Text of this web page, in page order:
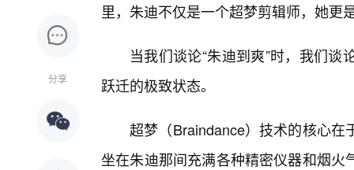
分享
里，朱迪不仅是一个超梦剪辑师，她更
当我们谈论“朱迪到爽”时，我们
跃迁的极致状态。
超梦（Braindance）技术的核心
坐在朱迪那间充满各种精密仪器和烟